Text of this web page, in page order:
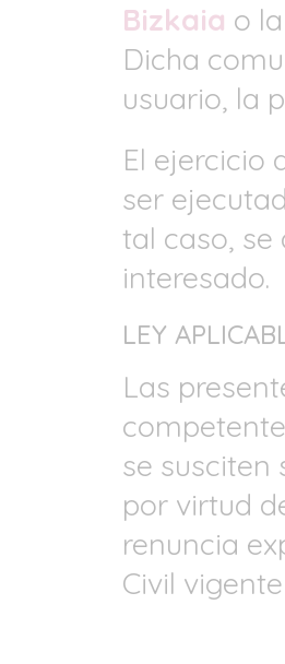
Bizkaia o
Dicha
usuario, la
El ejercicio
ser
tal caso,
interesado.
LEY
Las
se susciten
por virtud
renuncia
Civil